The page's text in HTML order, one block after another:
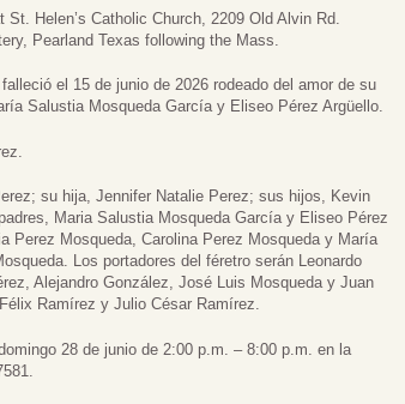
Helen’s Catholic Church, 2209 Old Alvin Rd.
Pearland Texas following the Mass.
el 15 de junio de 2026 rodeado del amor de su
Salustia Mosqueda García y Eliseo Pérez Argüello.
su hija, Jennifer Natalie Perez; sus hijos, Kevin
Maria Salustia Mosqueda García y Eliseo Pérez
Perez Mosqueda, Carolina Perez Mosqueda y María
Los portadores del féretro serán Leonardo
Alejandro González, José Luis Mosqueda y Juan
Ramírez y Julio César Ramírez.
28 de junio de 2:00 p.m. – 8:00 p.m. en la